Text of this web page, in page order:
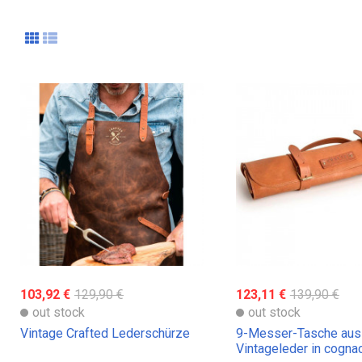
103,92 € 129,90 €
out stock
Vintage Crafted Lederschürze
123,11 € 139,90 €
out stock
9-Messer-Tasche aus
Vintageleder in